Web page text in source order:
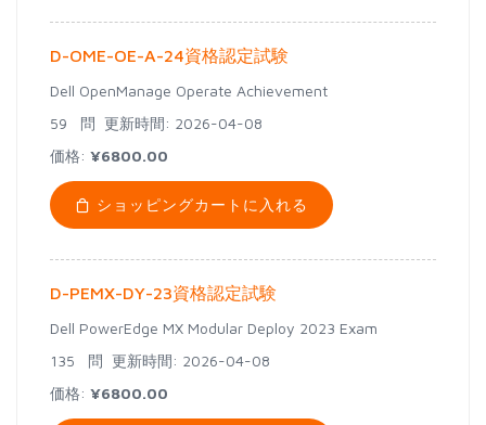
D-OME-OE-A-24資格認定試験
Dell OpenManage Operate Achievement
59 問 更新時間: 2026-04-08
価格: ¥6800.00
ショッピングカートに入れる
D-PEMX-DY-23資格認定試験
Dell PowerEdge MX Modular Deploy 2023 Exam
135 問 更新時間: 2026-04-08
価格: ¥6800.00